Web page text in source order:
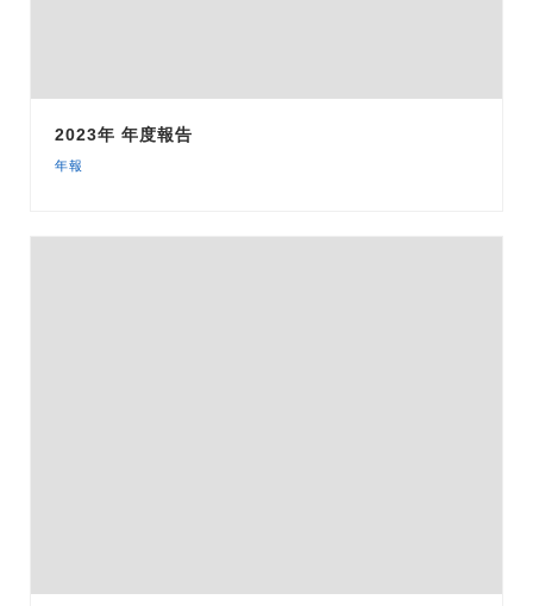
2023年 年度報告
年報